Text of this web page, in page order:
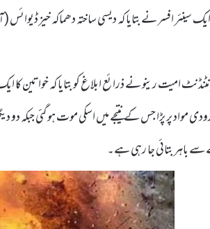
سینئر افسر نے بتایا کہ دیسی ساختہ دھماکہ خیز
امیت رینو نے ذرائع ابلاغ کو بتایا کہ خواتین
پر پڑا جس کے نتیجے میں اسکی موت ہو گئی جبکہ دو
باہر بتائی جا رہی ہے۔